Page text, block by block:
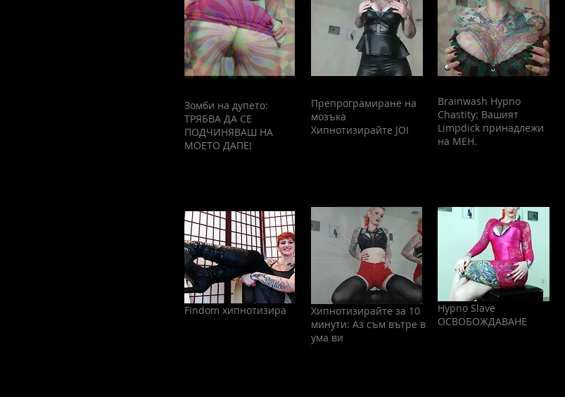
САМО ОГРАНИЧЕНО
ВРЕМЕ!
Зомби на дупето:
ТРЯБВА ДА СЕ
ПОДЧИНЯВАШ НА
МОЕТО ДАПЕ!
Препрограмиране на
мозъка
Хипнотизирайте JOI
Brainwash Hypno
Chastity: Вашият
Limpdick принадлежи
на МЕН.
Findom хипнотизира
Хипнотизирайте за 10
минути: Аз съм вътре в
ума ви
Hypno Slave
ОСВОБОЖДАВАНЕ